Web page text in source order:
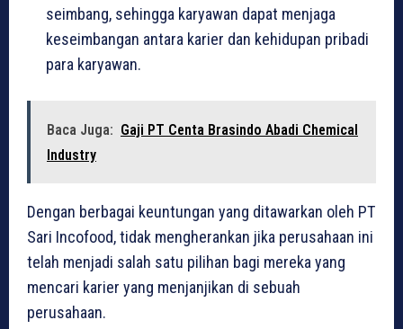
seimbang, sehingga karyawan dapat menjaga
keseimbangan antara karier dan kehidupan pribadi
para karyawan.
Baca Juga: Gaji PT Centa Brasindo Abadi Chemical
Industry
Dengan berbagai keuntungan yang ditawarkan oleh PT
Sari Incofood, tidak mengherankan jika perusahaan ini
telah menjadi salah satu pilihan bagi mereka yang
mencari karier yang menjanjikan di sebuah
perusahaan.